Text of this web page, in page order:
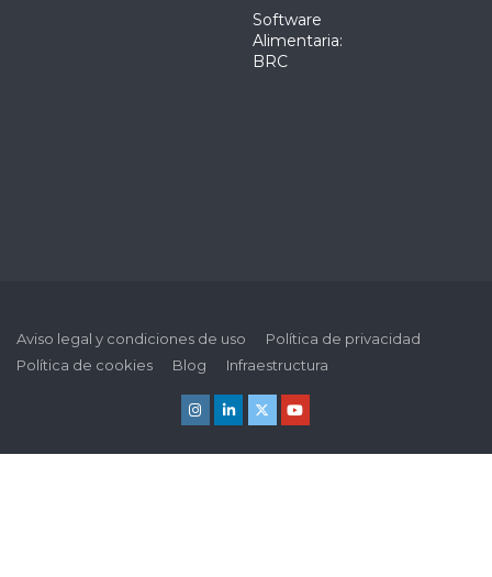
Software
Alimentaria:
BRC
Aviso legal y condiciones de uso
Política de privacidad
Política de cookies
Blog Infraestructura